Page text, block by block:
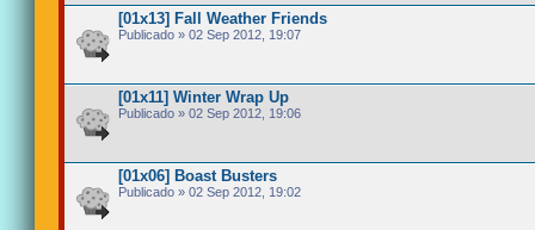
[01x13] Fall Weather Friends
Publicado » 02 Sep 2012, 19:07
[01x11] Winter Wrap Up
Publicado » 02 Sep 2012, 19:06
[01x06] Boast Busters
Publicado » 02 Sep 2012, 19:02